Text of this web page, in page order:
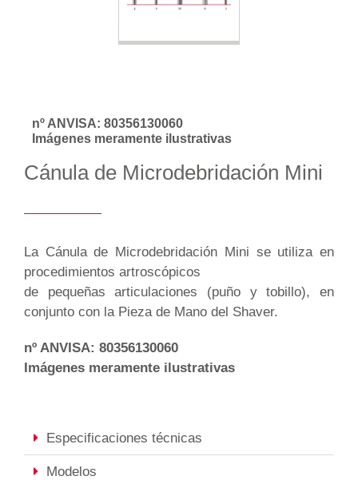
nº ANVISA: 80356130060
Imágenes meramente ilustrativas
Cánula de Microdebridación Mini
La Cánula de Microdebridación Mini se utiliza en
procedimientos artroscópicos
de pequeñas articulaciones (puño y tobillo), en
conjunto con la Pieza de Mano del Shaver.
nº ANVISA: 80356130060
Imágenes meramente ilustrativas
Especificaciones técnicas
Modelos